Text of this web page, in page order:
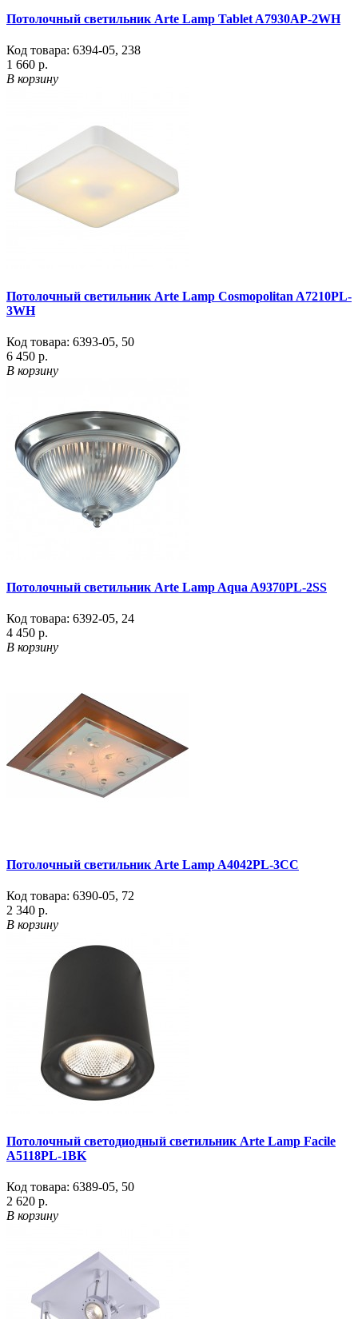
Потолочный светильник Arte Lamp Tablet A7930AP-2WH
Код товара: 6394-05, 238
1 660 р.
В корзину
Потолочный светильник Arte Lamp Cosmopolitan A7210PL-
3WH
Код товара: 6393-05, 50
6 450 р.
В корзину
Потолочный светильник Arte Lamp Aqua A9370PL-2SS
Код товара: 6392-05, 24
4 450 р.
В корзину
Потолочный светильник Arte Lamp A4042PL-3CC
Код товара: 6390-05, 72
2 340 р.
В корзину
Потолочный светодиодный светильник Arte Lamp Facile
A5118PL-1BK
Код товара: 6389-05, 50
2 620 р.
В корзину